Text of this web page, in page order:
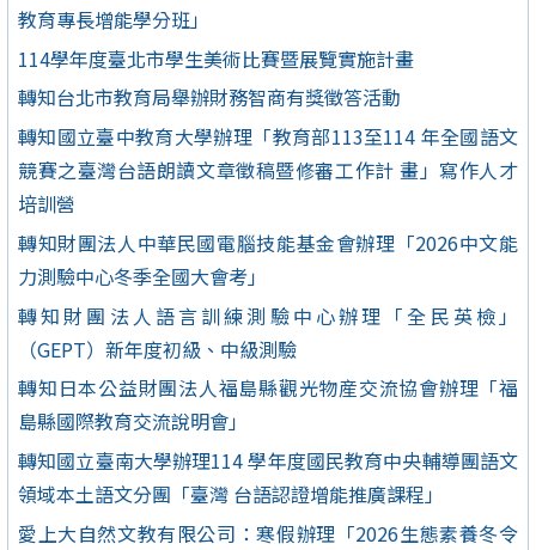
教育專長增能學分班」
114學年度臺北市學生美術比賽暨展覽實施計畫
轉知台北市教育局舉辦財務智商有獎徵答活動
轉知國立臺中教育大學辦理「教育部113至114 年全國語文
競賽之臺灣台語朗讀文章徵稿暨修審工作計 畫」寫作人才
培訓營
轉知財團法人中華民國電腦技能基金會辦理「2026中文能
力測驗中心冬季全國大會考」
轉知財團法人語言訓練測驗中心辦理「全民英檢」
（GEPT）新年度初級、中級測驗
轉知日本公益財團法人福島縣觀光物産交流協會辦理「福
島縣國際教育交流說明會」
轉知國立臺南大學辦理114 學年度國民教育中央輔導團語文
領域本土語文分團「臺灣 台語認證增能推廣課程」
愛上大自然文教有限公司：寒假辦理「2026生態素養冬令